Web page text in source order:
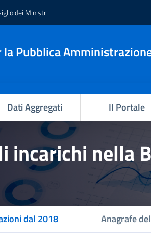
dei Ministri
Pubblica
Dati Aggregati Il Portale
incarichi nella
dal 2018 Anagrafe